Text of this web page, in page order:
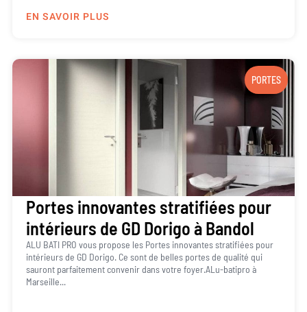
EN SAVOIR PLUS
PORTES
Portes innovantes stratifiées pour
intérieurs de GD Dorigo à Bandol
ALU BATI PRO vous propose les Portes innovantes stratifiées pour
intérieurs de GD Dorigo. Ce sont de belles portes de qualité qui
sauront parfaitement convenir dans votre foyer.ALu-batipro à
Marseille...